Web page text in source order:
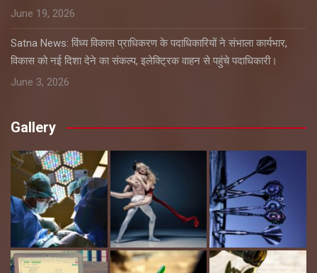
June 19, 2026
Satna News: विंध्य विकास प्राधिकरण के पदाधिकारियों ने संभाला कार्यभार,
विकास को नई दिशा देने का संकल्प, इलेक्ट्रिक वाहन से पहुंचे पदाधिकारी।
June 3, 2026
Gallery